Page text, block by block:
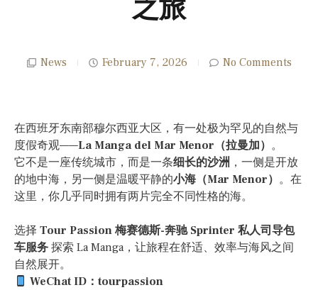
之旅
News February 7, 2026 No Comments
在西班牙东南部穆尔西亚大区，有一处极为罕见的自然与
度假奇观——La Manga del Mar Menor（拉曼加） 。
它不是一座传统城市，而是一条细长的沙洲 ，一侧是开放
的地中海，另一侧是温暖平静的小海（Mar Menor） 。在
这里，你几乎同时拥有两片完全不同性格的海。
选择 Tour Passion 梅赛德斯-奔驰 Sprinter 私人司导包
车服务 探索 La Manga，让旅程在舒适、效率与海风之间
自然展开。
WeChat ID：tourpassion